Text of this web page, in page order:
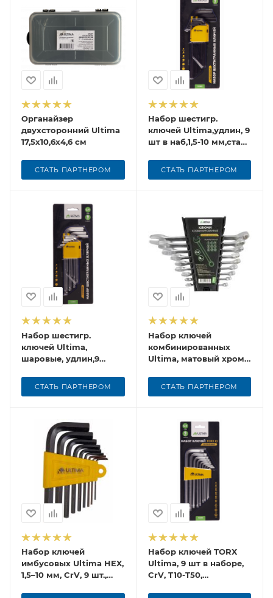
Органайзер
двухсторонний Ultima
17,5х10,6х4,6 см
СТАТЬ ПАРТНЕРОМ
Набор шестигр.
ключей Ultima,удлин, 9
шт в наб,1,5-10 мм,сталь
СТАТЬ ПАРТНЕРОМ
Набор шестигр.
ключей Ultima,
шаровые, удлин,9
СТАТЬ ПАРТНЕРОМ
Набор ключей
комбинированных
Ultima, матовый хром,
набореСТАТЬ ПАРТНЕРОМ
Набор ключей
имбусовых Ultima HEX,
1,5–10 мм, CrV, 9 шт.,
Набор ключей TORX
Ultima, 9 шт в наборе,
CrV, T10-T50,